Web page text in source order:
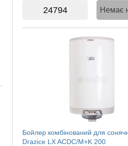
24794 Немає
Бойлер комбінований для
Drazice LX ACDC/M+K 200